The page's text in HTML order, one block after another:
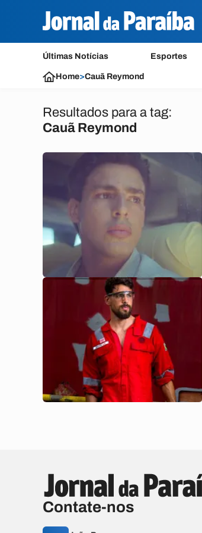
Últimas Notícias Esportes
Home>Cauã Reymond
Resultados para a tag:
Cauã Reymond
Contate-nos